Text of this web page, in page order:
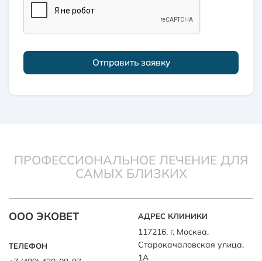
Отправить заявку
ПРОФЕССИОНАЛЬНОЕ ЛЕЧЕНИЕ ДЛЯ
САМЫХ БЛИЗКИХ
ООО ЭКОВЕТ
ТЕЛЕФОН
АДРЕС КЛИНИКИ
117216, г. Москва,
Старокачаловская улица,
1А